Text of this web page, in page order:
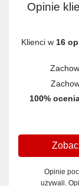
Opinie
Klienci w 16
100%
Opinie
używali.